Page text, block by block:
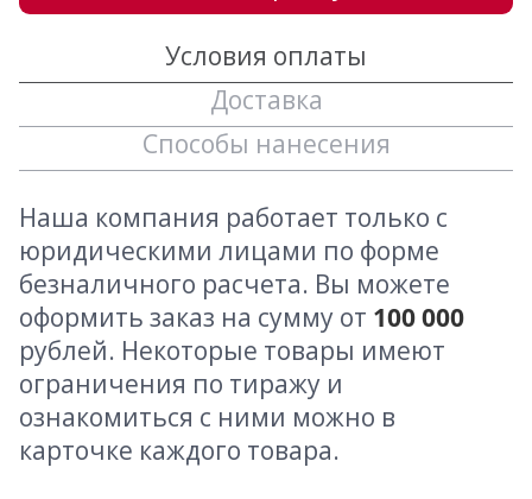
Условия оплаты
Доставка
Способы нанесения
Наша компания работает только с
юридическими лицами по форме
безналичного расчета. Вы можете
оформить заказ на сумму от 100 000
рублей. Некоторые товары имеют
ограничения по тиражу и
ознакомиться с ними можно в
карточке каждого товара.